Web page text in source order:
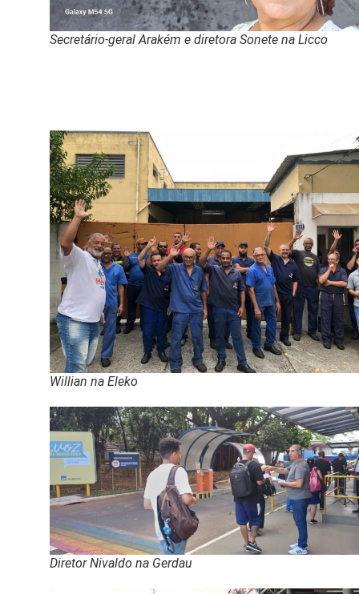
Secretário-geral Arakém e diretora Sonete na Licco
Willian na Eleko
Diretor Nivaldo na Gerdau